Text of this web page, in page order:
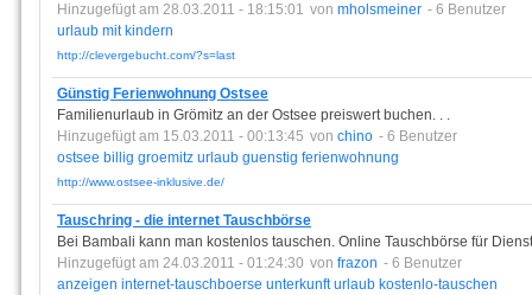
Hinzugefügt am 28.03.2011 - 18:15:01 von mholsmeiner - 6 Benutzer
urlaub mit kindern
http://clevergebucht.com/?s=last
Günstig Ferienwohnung Ostsee
Familienurlaub in Grömitz an der Ostsee preiswert buchen. . .
Hinzugefügt am 15.03.2011 - 00:13:45 von chino - 6 Benutzer
ostsee billig groemitz urlaub guenstig ferienwohnung
http://www.ostsee-inklusive.de/
Tauschring - die internet Tauschbörse
Bei Bambali kann man kostenlos tauschen. Online Tauschbörse für
Hinzugefügt am 24.03.2011 - 01:24:30 von frazon - 6 Benutzer
anzeigen internet-tauschboerse unterkunft urlaub kostenlo-tauschen